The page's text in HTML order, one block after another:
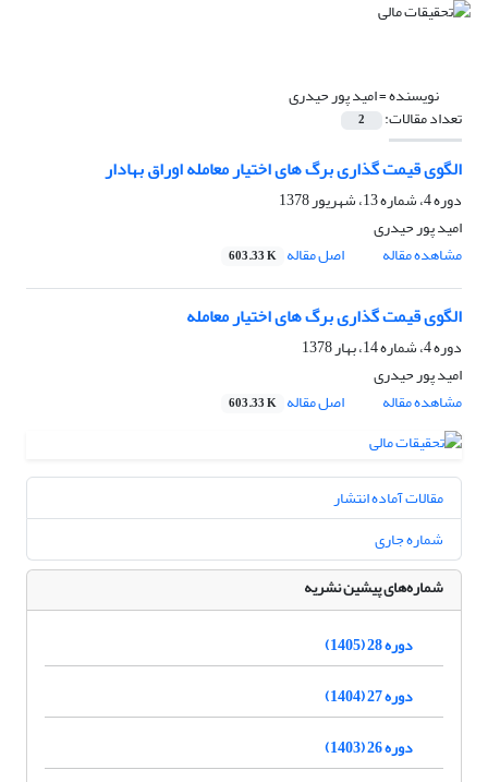
نویسنده =امید پور حیدری
تعداد مقالات: 2
الگوی قیمت گذاری برگ های اختیار معامله اوراق بهادار
دوره 4، شماره 13، شهریور 1378
امید پور حیدری
مشاهده مقاله
اصل مقاله 603.33 K
الگوی قیمت گذاری برگ های اختیار معامله
دوره 4، شماره 14، بهار 1378
امید پور حیدری
مشاهده مقاله
اصل مقاله 603.33 K
مقالات آماده انتشار
شماره جاری
شماره‌های پیشین نشریه
دوره 28 (1405)
دوره 27 (1404)
دوره 26 (1403)